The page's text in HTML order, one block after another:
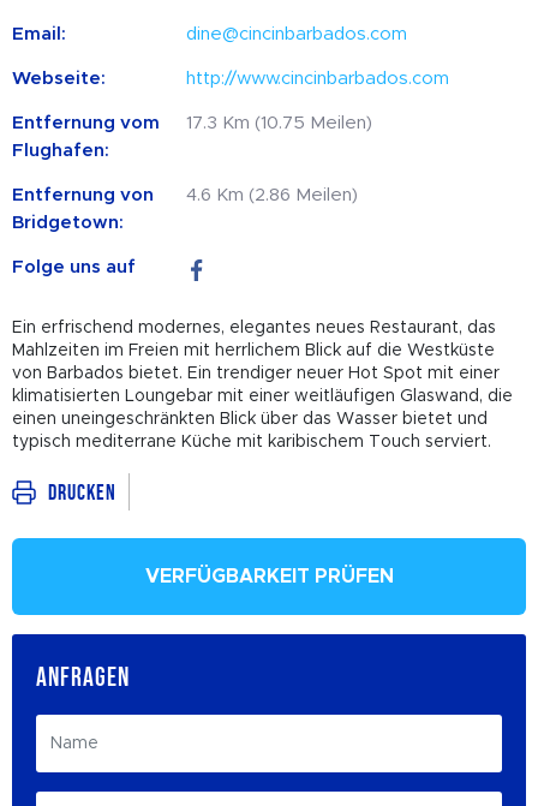
Email: dine@cincinbarbados.com
Webseite: http://www.cincinbarbados.com
Entfernung vom
Flughafen:
17.3 Km (10.75 Meilen)
Entfernung von
Bridgetown:
4.6 Km (2.86 Meilen)
Folge uns auf
Ein erfrischend modernes, elegantes neues Restaurant, das
Mahlzeiten im Freien mit herrlichem Blick auf die Westküste
von Barbados bietet. Ein trendiger neuer Hot Spot mit einer
klimatisierten Loungebar mit einer weitläufigen Glaswand, die
einen uneingeschränkten Blick über das Wasser bietet und
typisch mediterrane Küche mit karibischem Touch serviert.
Drucken
VERFÜGBARKEIT PRÜFEN
ANFRAGEN